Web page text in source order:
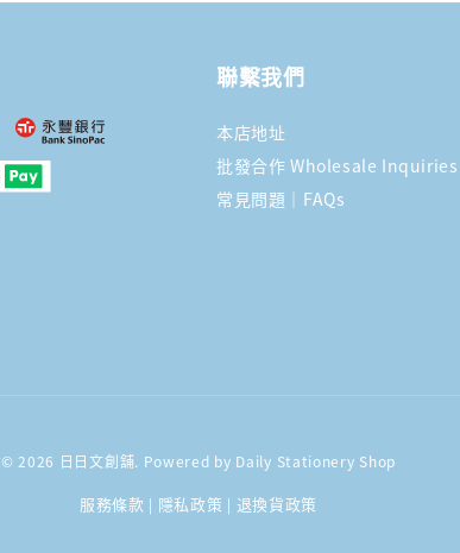
聯繫我們
本店地址
批發合作 Wholesale Inquiries
常見問題｜FAQs
© 2026 日日文創舖. Powered by Daily Stationery Shop
服務條款 | 隱私政策 | 退換貨政策